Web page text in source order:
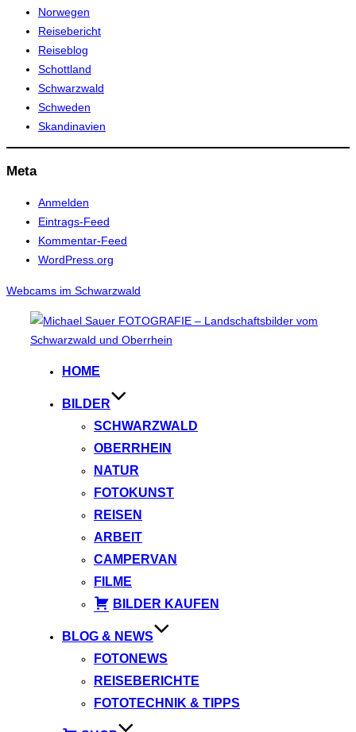
Norwegen
Reisebericht
Reiseblog
Schottland
Schwarzwald
Schweden
Skandinavien
Meta
Anmelden
Eintrags-Feed
Kommentar-Feed
WordPress.org
Webcams im Schwarzwald
Inhalt
HOME
BILDER
SCHWARZWALD
OBERRHEIN
NATUR
FOTOKUNST
REISEN
ARBEIT
CAMPERVAN
FILME
BILDER KAUFEN
BLOG & NEWS
FOTONEWS
REISEBERICHTE
FOTOTECHNIK & TIPPS